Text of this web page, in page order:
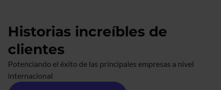
Historias increíbles de
clientes
Potenciando el éxito de las principales empresas a nivel
internacional